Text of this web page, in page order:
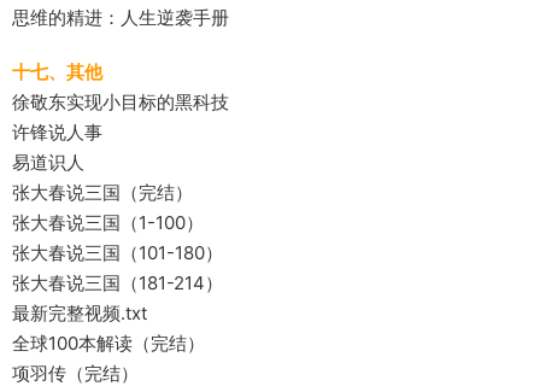
思维的精进：人生逆袭手册
十七、其他
徐敬东实现小目标的黑科技
许锋说人事
易道识人
张大春说三国（完结）
张大春说三国（1-100）
张大春说三国（101-180）
张大春说三国（181-214）
最新完整视频.txt
全球100本解读（完结）
项羽传（完结）